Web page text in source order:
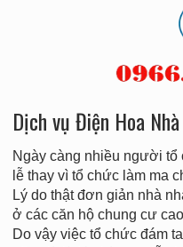
Dịch vụ Điện Hoa
Ngày càng nhiều người tổ
lễ thay vì tổ chức làm ma
Lý do thật đơn giản nhà
ở các căn hộ chung cư
Do vậy việc tổ chức đám